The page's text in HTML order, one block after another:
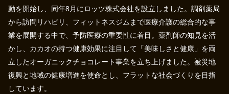
動を開始し、同年8月にロッツ株式会社を設立しました。調剤薬局
から訪問リハビリ、フィットネスジムまで医療介護の総合的な事
業を展開する中で、予防医療の重要性に着目。薬剤師の知見を活
かし、カカオの持つ健康効果に注目して「美味しさと健康」を両
立したオーガニックチョコレート事業を立ち上げました。被災地
復興と地域の健康増進を使命とし、フラットな社会づくりを目指